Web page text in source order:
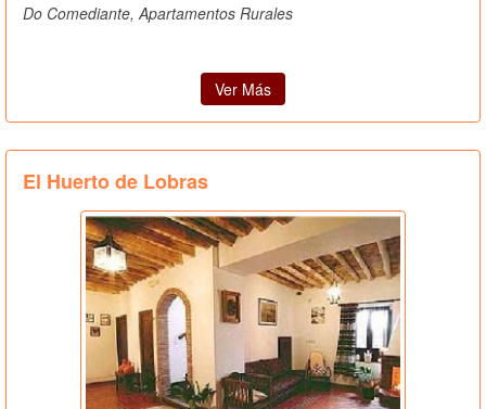
Do Comediante, Apartamentos Rurales
Ver Más
El Huerto de Lobras